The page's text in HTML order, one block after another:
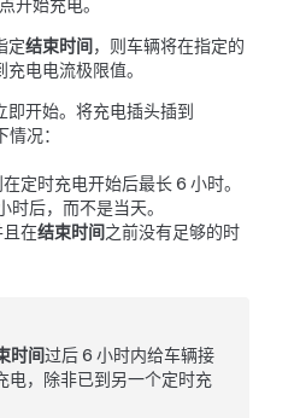
开始充电。
定结束时间 ，则车辆将在指定的
电电流极限值。
即开始。将充电插头插到
情况：
在定时充电开始后最长 6 小时。
时后，而不是当天。
且在结束时间之前没有足够的时
时间过后 6 小时内给车辆接
电，除非已到另一个定时充